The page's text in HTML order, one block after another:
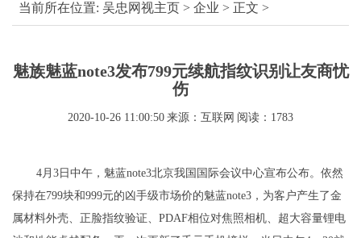
当前所在位置: 吴忠网视主页 > 企业 > 正文 >
魅族魅蓝note3发布799元续航指纹识别让友商忧
伤
2020-10-26 11:00:50 来源：互联网 阅读：1783
4月3日中午，魅蓝note3北京我国国际会议中心宣布公布。依然
保持在799块和999元的凶手级市场价的魅蓝note3，为客户产生了金
属材料外壳、正脸指纹验证、PDAF相位对焦照相机、超大容量锂电